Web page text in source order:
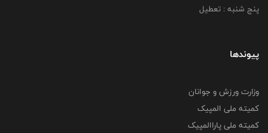
پنج شنبه : تعطیل
پیوندها
وزارت ورزش و جوانان
کمیته ملی المپیک
کمیته ملی پاراالمپیک